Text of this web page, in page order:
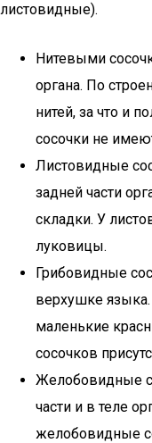
листовидные).
Нитевыми
органа. По
нитей, за что и
сосочки не
Листовидные
задней части
складки. У
луковицы.
Грибовидные
верхушке
маленькие
сосочков
Желобовидные
части и в теле
желобовидные